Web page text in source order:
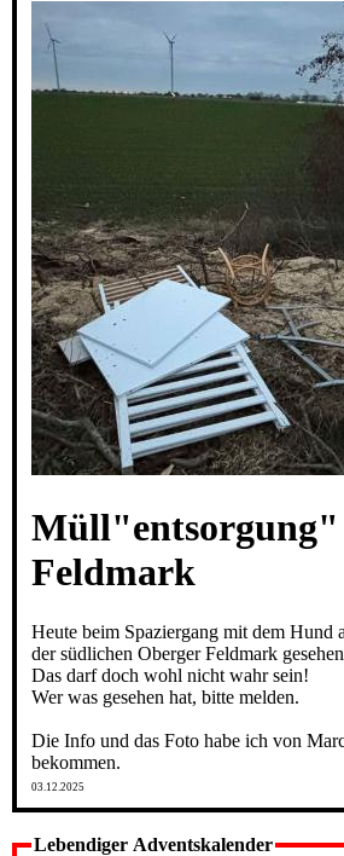
Feldmark
Heute beim Spaziergang mit dem Hund
der südlichen Oberger Feldmark
Das darf doch wohl nicht wahr sein!
Wer was gesehen hat, bitte melden.
Die Info und das Foto habe ich von
bekommen.
03.12.2025
Lebendiger Adventskalender